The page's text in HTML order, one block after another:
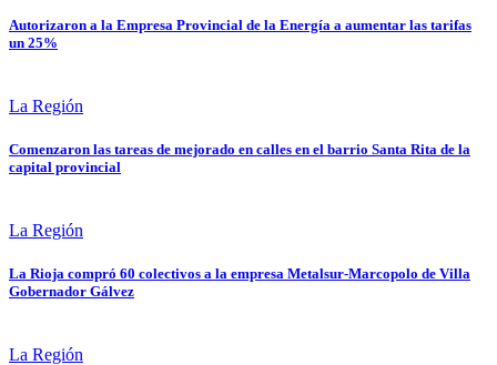
Autorizaron a la Empresa Provincial de la Energía a aumentar las tarifas
un 25%
La Región
Comenzaron las tareas de mejorado en calles en el barrio Santa Rita de la
capital provincial
La Región
La Rioja compró 60 colectivos a la empresa Metalsur-Marcopolo de Villa
Gobernador Gálvez
La Región